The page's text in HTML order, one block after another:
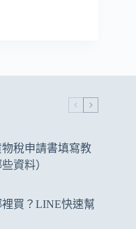
稅申請書填寫教
資料）
買？LINE快速幫